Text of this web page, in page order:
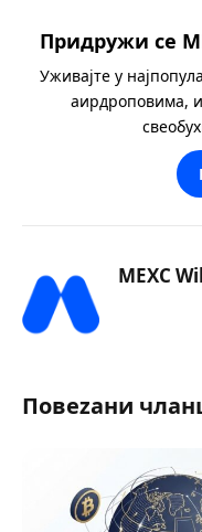
Придружи се
Уживајте у
аирдроповима,
MEXC
Повеzани